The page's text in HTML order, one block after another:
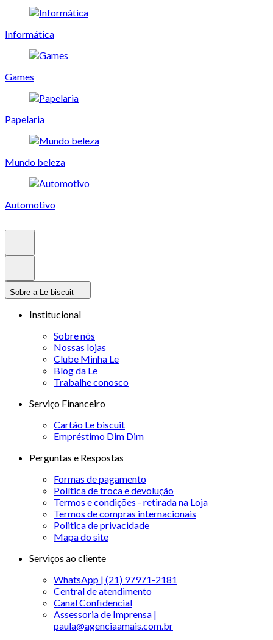
Informática
Games
Papelaria
Mundo beleza
Automotivo
Sobre a Le biscuit
Institucional
Sobre nós
Nossas lojas
Clube Minha Le
Blog da Le
Trabalhe conosco
Serviço Financeiro
Cartão Le biscuit
Empréstimo Dim Dim
Perguntas e Respostas
Formas de pagamento
Política de troca e devolução
Termos e condições - retirada na Loja
Termos de compras internacionais
Politica de privacidade
Mapa do site
Serviços ao cliente
WhatsApp | (21) 97971-2181
Central de atendimento
Canal Confidencial
Assessoria de Imprensa |
paula@agenciaamais.com.br